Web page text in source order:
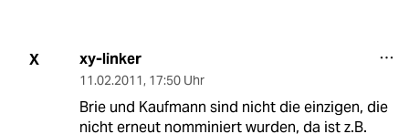
X xy-linker
11.02.2011, 17:50 Uhr
Brie und Kaufmann sind nicht die einzigen, die
nicht erneut nomminiert wurden, da ist z.B.